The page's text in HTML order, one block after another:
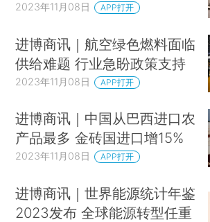
2023年11月08日 APP打开
进博商讯｜航空绿色燃料面临
供给难题 行业急盼政策支持
2023年11月08日 APP打开
进博商讯｜中国从巴西进口农
产品最多 金砖国进口增15%
2023年11月08日 APP打开
进博商讯｜世界能源统计年鉴
2023发布 全球能源转型任重